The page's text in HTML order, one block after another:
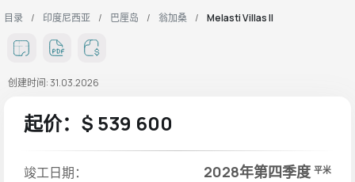
目录 印度尼西亚 巴厘岛 翁加桑 Melasti Villas II
创建时间: 31.03.2026
起价：$ 539 600
竣工日期： 2028年第四季度 平米